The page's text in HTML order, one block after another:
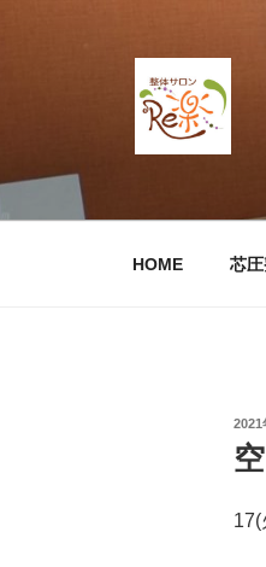
HOME 芯
投
日:
2021
17(